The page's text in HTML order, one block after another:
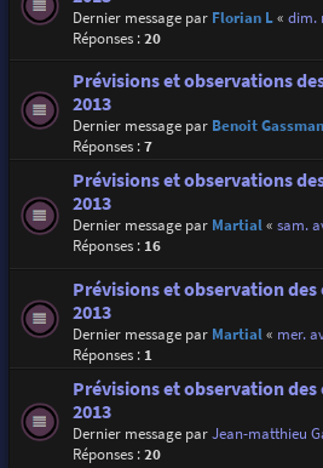
Dernier message par Florian L« dim.
Réponses :20
Prévisions et observations
2013
Dernier message par Benoit
Réponses :7
Prévisions et observations
2013
Dernier message par Martial« sam.
Réponses : 16
Prévisions et observation des
2013
Dernier message par Martial« mer.
Réponses : 1
Prévisions et observation des
2013
Dernier message parJean-matthieu
Réponses :20